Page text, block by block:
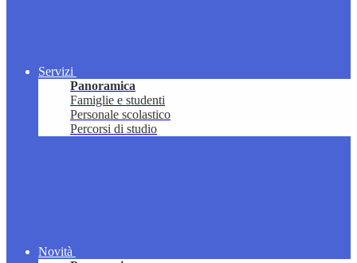
Servizi
Panoramica
Famiglie e studenti
Personale scolastico
Percorsi di studio
Novità